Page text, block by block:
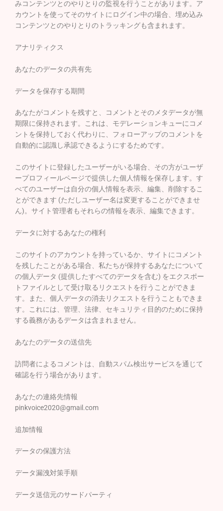
みコンテンツとのやりとりの監視を行うことがあります。ア
カウントを使ってそのサイトにログイン中の場合、埋め込み
コンテンツとのやりとりのトラッキングも含まれます。
アナリティクス
あなたのデータの共有先
データを保存する期間
あなたがコメントを残すと、コメントとそのメタデータが無
期限に保持されます。これは、モデレーションキューにコメ
ントを保持しておく代わりに、フォローアップのコメントを
自動的に認識し承認できるようにするためです。
このサイトに登録したユーザーがいる場合、その方がユーザ
ープロフィールページで提供した個人情報を保存します。す
べてのユーザーは自分の個人情報を表示、編集、削除するこ
とができます (ただしユーザー名は変更することができませ
ん)。サイト管理者もそれらの情報を表示、編集できます。
データに対するあなたの権利
このサイトのアカウントを持っているか、サイトにコメント
を残したことがある場合、私たちが保持するあなたについて
の個人データ (提供したすべてのデータを含む) をエクスポー
トファイルとして受け取るリクエストを行うことができま
す。また、個人データの消去リクエストを行うこともできま
す。これには、管理、法律、セキュリティ目的のために保持
する義務があるデータは含まれません。
あなたのデータの送信先
訪問者によるコメントは、自動スパム検出サービスを通じて
確認を行う場合があります。
あなたの連絡先情報
pinkvoice2020@gmail.com
追加情報
データの保護方法
データ漏洩対策手順
データ送信元のサードパーティ